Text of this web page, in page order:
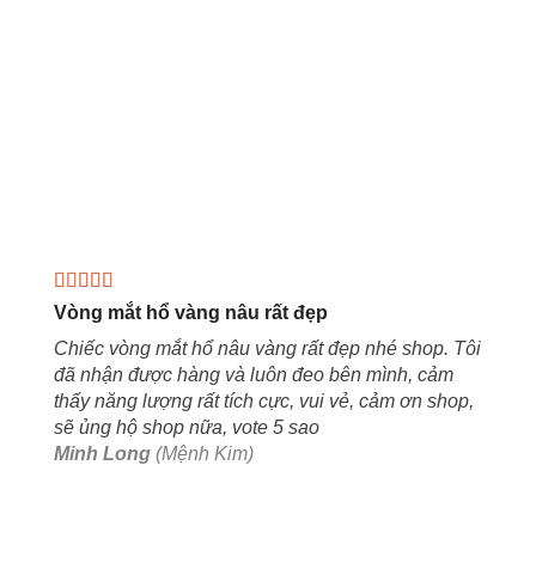
Vòng mắt hổ vàng nâu rất đẹp
Chiếc vòng mắt hổ nâu vàng rất đẹp nhé shop. Tôi
đã nhận được hàng và luôn đeo bên mình, cảm
thấy năng lượng rất tích cực, vui vẻ, cảm ơn shop,
sẽ ủng hộ shop nữa, vote 5 sao
Minh Long (Mệnh Kim)